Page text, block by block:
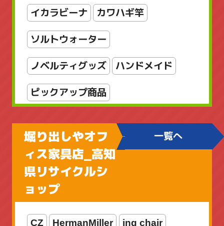
店舗販売品 指輪・リング
新着商品 新着商品
美術品 輪島塗 金属工芸 銅製
雑貨 骨董品 骨董品_日本の陶磁
イカラビーナ カワハギ竿
ソルトウォーター
ノベルティグッズ ハンドメイド
ピックアップ商品
ブラックバス用
ボートアジングロッド
堀り出しやオフ
ィス家具店_高知
県リサイクルシ
ョップ
一覧へ
CZ HermanMiller ing chair